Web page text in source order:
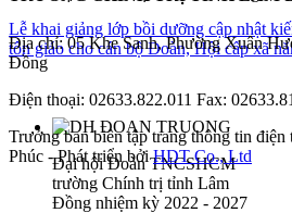
Lễ khai giảng lớp bồi dưỡng cập nhật
tôn giáo cho cán bộ Đoàn, Hội cấp xã
Đại hội Đoàn TNCSHCM
trường Chính trị tỉnh Lâm
Đồng nhiệm kỳ 2022 - 2027
Địa chỉ: 05 Khe Sanh, Phường Xuân
Đồng
Điện thoại: 02633.822.011 Fax:
Trưởng ban biên tập trang thông tin
Phúc - Phát triển bởiHDT Co., Ltd